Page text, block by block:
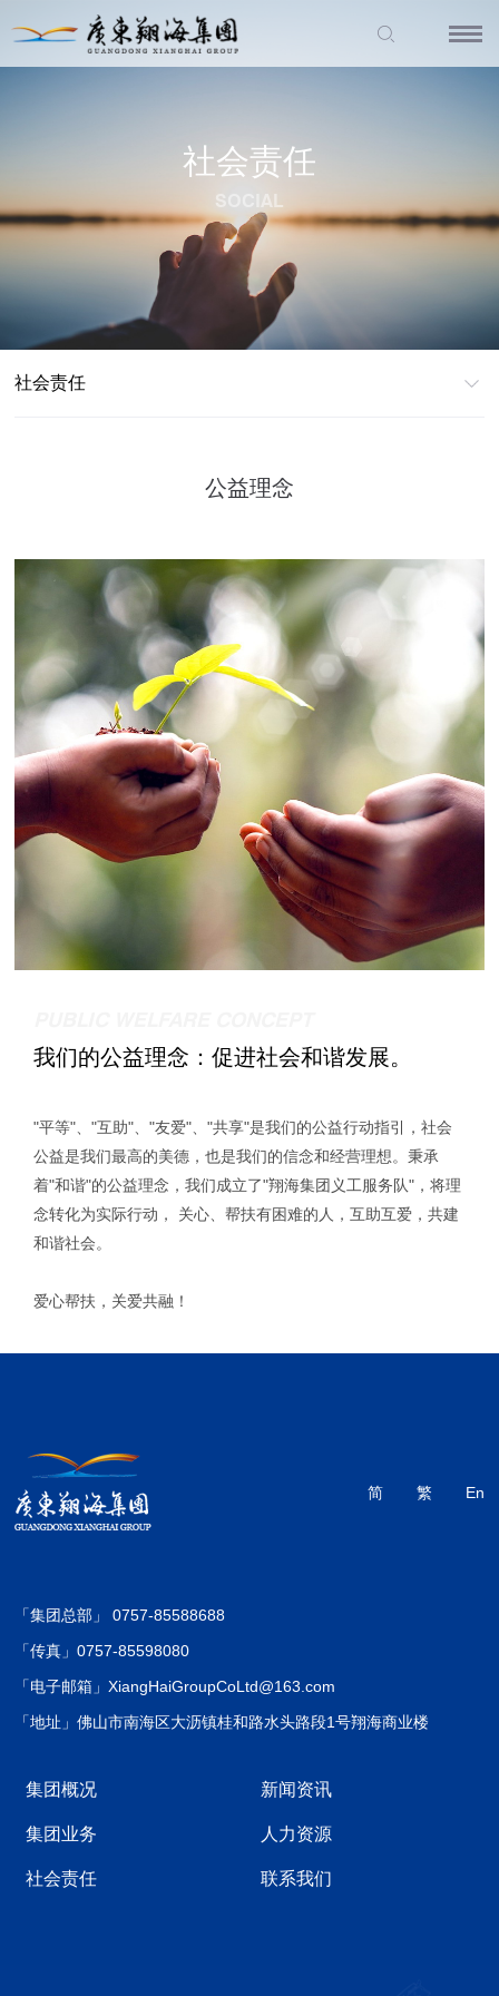
社会责任
SOCIAL
社会责任
公益理念
我们的公益理念：促进社会和谐发展。
"平等"、"互助"、"友爱"、"共享"是我们的公益行动指引，社会
公益是我们最高的美德，也是我们的信念和经营理想。秉承
着"和谐"的公益理念，我们成立了"翔海集团义工服务队"，将理
念转化为实际行动， 关心、帮扶有困难的人，互助互爱，共建
和谐社会。
爱心帮扶，关爱共融！
简 繁 En
「集团总部」 0757-85588688
「传真」0757-85598080
「电子邮箱」XiangHaiGroupCoLtd@163.com
「地址」佛山市南海区大沥镇桂和路水头路段1号翔海商业楼
集团概况
集团业务
社会责任
新闻资讯
人力资源
联系我们